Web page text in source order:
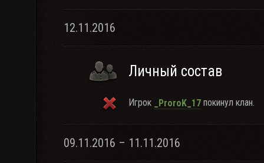
12.11.2016
Личный состав
Игрок _ProroK_17 покинул клан.
09.11.2016 – 11.11.2016